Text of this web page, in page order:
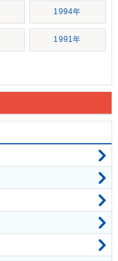
1994年
1991年